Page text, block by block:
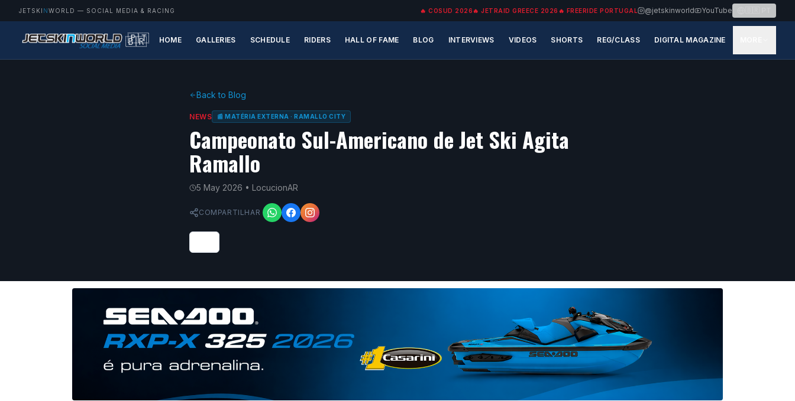
JETSKI NWORLD — SOCIAL MEDIA & RACING 🔥 COSUD 2026🔥 JETRAID GREECE 2026 🔥 FREERIDE PORTUGAL @jetskinworld YouTube
🇵🇹
🇧🇷 HOME GALLERIES SCHEDULE RIDERS HALL OF FAME BLOG INTERVIEWS VIDEOS SHORTS REG/CLASS DIGITAL MAGAZINE
Back to Blog
NEWS 📰 MATÉRIA EXTERNA · RAMALLO CITY
Campeonato Sul-Americano de Jet Ski Agita
Ramallo
5 May 2026 • LocucionAR
COMPARTILHAR